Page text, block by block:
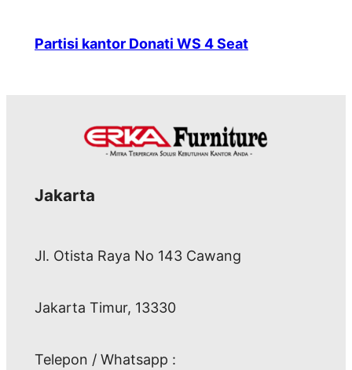
Partisi kantor Donati WS 4 Seat
Jakarta
Jl. Otista Raya No 143 Cawang
Jakarta Timur, 13330
Telepon / Whatsapp :